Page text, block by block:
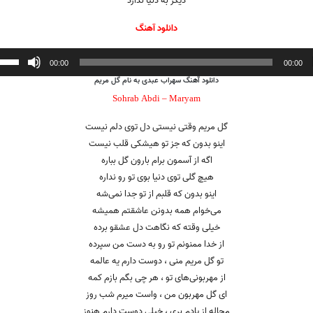
دانلود آهنگ
00:00
00:00
دانلود آهنگ سهراب عبدی به نام گل مریم
Sohrab Abdi – Maryam
گل مریم وقتی‌ نیستی‌ دل توی دلم نیست
اینو بدون که جز تو هیشکی قلب نیست
اگه از آسمون برام بارون گل بباره
هیچ گلی‌ توی دنیا بوی تو رو نداره
اینو بدون که قلبم از تو جدا نمی‌شه
می‌خوام همه بدونن عاشقتم همیشه
خیلی‌ وقته که نگاهت دل عشقو برده
از خدا ممنونم تو رو به دست من سپرده
تو گل مریم منی ، دوست دارم یه عالمه
از مهربونی‌های تو ، هر چی‌ بگم بازم کمه
ای گل مهربون من ، واست ‌میرم شب روز